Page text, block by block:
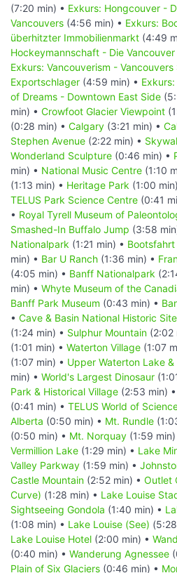
(7:20 min) • Exkurs: Hongcouver -
Vancouvers (4:56 min) • Exkurs:
überhitzter Immobilienmarkt (4:49
Hockeymannschaft - Die
Exkurs: Vancouverism -
Exportschlager (4:59 min) •
of Dreams - Downtown East Side
min) • Crowfoot Glacier Viewpoint
(0:28 min) • Calgary (3:21 min) •
Stephen Avenue (2:22 min) •
Wonderland Sculpture (0:46 min) •
min) • National Music Centre (1:10
(1:13 min) • Heritage Park (1:00
TELUS Park Science Centre (0:41
• Royal Tyrell Museum of
Smashed-In Buffalo Jump (3:58
Nationalpark (1:21 min) •
min) • Bar U Ranch (1:36 min) •
(4:05 min) • Banff Nationalpark
min) • Whyte Museum of the
Banff Park Museum (0:43 min) •
• Cave & Basin National Historic Site
(1:24 min) • Sulphur Mountain (2:02
(1:01 min) • Waterton Village (1:07
(1:07 min) • Upper Waterton Lake
min) • World's Largest Dinosaur
Park & Historical Village (2:53 min) •
(0:41 min) • TELUS World of
Alberta (0:50 min) • Mt. Rundle
(0:50 min) • Mt. Norquay (1:59 min)
Vermillion Lake (1:29 min) • Lake
Valley Parkway (1:59 min) •
Castle Mountain (2:52 min) • Outlet
Curve) (1:28 min) • Lake Louise
Sightseeing Gondola (1:40 min) •
(1:08 min) • Lake Louise (See)
Lake Louise Hotel (2:00 min) •
(0:40 min) • Wanderung Agnessee
Plain of Six Glaciers (0:46 min) •